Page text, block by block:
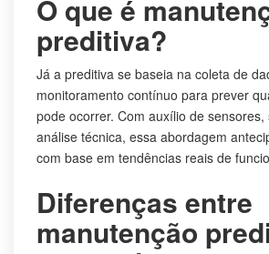
O que é
preditiva?
Já a preditiva se baseia na coleta de
monitoramento contínuo para prever
pode ocorrer. Com auxílio de sensores,
análise técnica, essa abordagem
com base em tendências reais de
Diferenças entre
manutenção